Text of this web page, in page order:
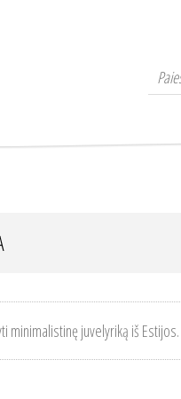
minimalistinę juvelyriką iš Estijos.